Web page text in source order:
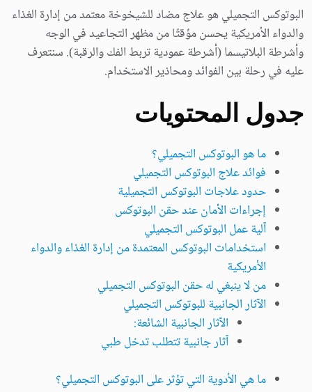
البوتوكس التجميلي هو علاج مضاد للشيخوخة معتمد من إدارة الغذاء
والدواء الأمريكية يحسن مؤقتًا من مظهر التجاعيد في الوجه
وأشرطة البلاتيسما (أشرطة عمودية تربط الفك والرقبة). سنتعرف
عليه في رحلة بين الفوائد ومحاذير الاستخدام.
جدول المحتويات
ما هو البوتوكس التجميلي؟
فوائد علاج البوتوكس التجميلي
حدود علاجات البوتوكس التجميلية
إجراءات الأمان عند حقن البوتوكس
آلية عمل البوتوكس التجميلي
استخدامات البوتوكس المعتمدة من إدارة الغذاء والدواء
الأمريكية
من لا ينبغي له حقن البوتوكس التجميلي
الآثار الجانبية للبوتوكس التجميلي
الآثار الجانبية الشائعة:
آثار جانبية تتطلب تدخل طبي
ما هي الأدوية التي تؤثر على البوتوكس التجميلي؟